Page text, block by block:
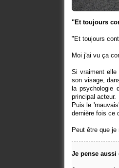
"Et toujours
"Et toujours
Moi j'ai vu ça
Si vraiment elle
son visage,
la psychologie
principal acteur.
Puis le
dernière fois ce
Peut être que
Je pense